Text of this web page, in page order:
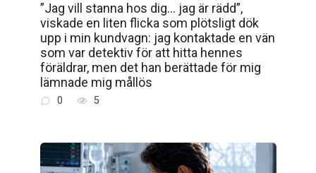
”Jag vill stanna hos dig… jag är rädd”,
viskade en liten flicka som plötsligt dök
upp i min kundvagn: jag kontaktade en vän
som var detektiv för att hitta hennes
föräldrar, men det han berättade för mig
lämnade mig mållös
0 5